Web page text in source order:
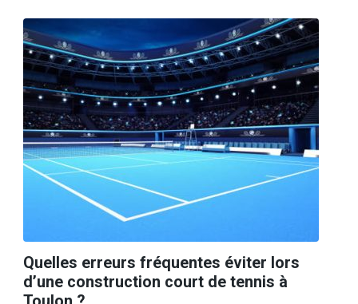
Quelles erreurs fréquentes éviter lors
d’une construction court de tennis à